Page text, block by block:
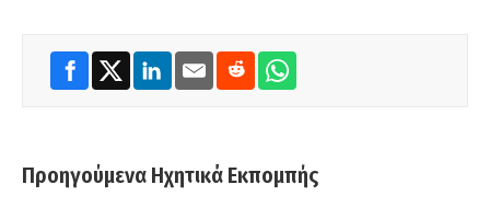
Προηγούμενα Ηχητικά Εκπομπής